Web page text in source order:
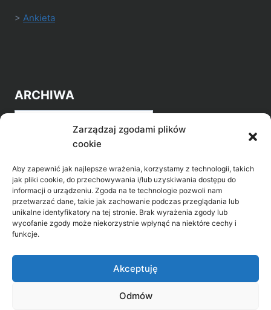
Zarządzaj zgodami plików
cookie
Aby zapewnić jak najlepsze wrażenia, korzystamy z technologii, takich
jak pliki cookie, do przechowywania i/lub uzyskiwania dostępu do
informacji o urządzeniu. Zgoda na te technologie pozwoli nam
przetwarzać dane, takie jak zachowanie podczas przeglądania lub
unikalne identyfikatory na tej stronie. Brak wyrażenia zgody lub
wycofanie zgody może niekorzystnie wpłynąć na niektóre cechy i
funkcje.
Akceptuję
Odmów
> Ankieta
ARCHIWA
Archiwa
POZNAJ LEPIEJ NASZ REGION
>Gołdap Mazurski Zdrój